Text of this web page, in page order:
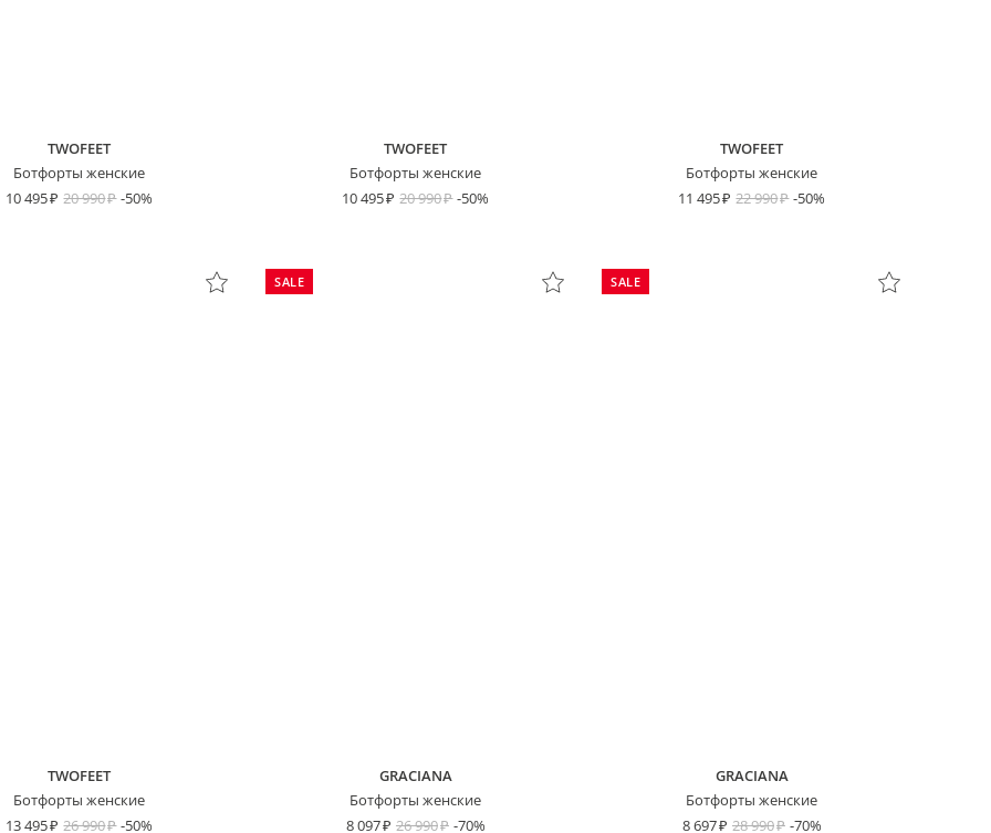
TWOFEET
Ботфорты женские
10 495
20 990 -50%
TWOFEET
Ботфорты женские
10 495
20 990 -50%
TWOFEET
Ботфорты женские
11 495
22 990 -50%
TWOFEET
Ботфорты женские
13 495
26 990 -50%
SALE
GRACIANA
Ботфорты женские
8 097
26 990 -70%
SALE
GRACIANA
Ботфорты женские
8 697
28 990 -70%